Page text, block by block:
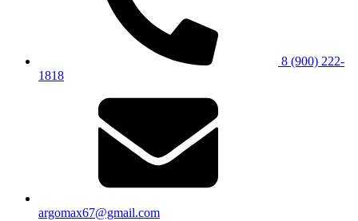
8 (900) 222-
1818
argomax67@gmail.com